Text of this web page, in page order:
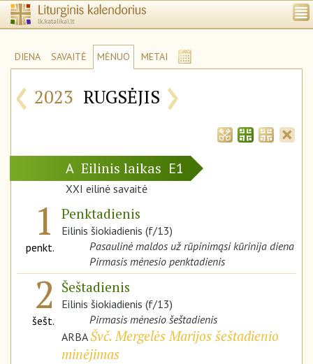
DIENA SAVAITĖ MĖNUO METAI
‹ 2023 RUGSĖJIS ›
A Eilinis laikas E1
XXI eilinė savaitė
1
penkt.
Penktadienis
Eilinis šiokiadienis (f/13)
Pasaulinė maldos už rūpinimąsi kūrinija diena
Pirmasis mėnesio penktadienis
2
šešt.
Šeštadienis
Eilinis šiokiadienis (f/13)
Pirmasis mėnesio šeštadienis
ARBAŠvč. Mergelės Marijos šeštadienio
minėjimas